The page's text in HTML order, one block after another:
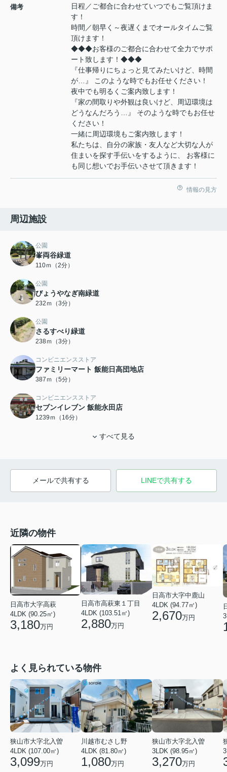
備考
日程／ご都合に合わせていつでもご覧頂けま
す！
時間／朝早く～夜遅くまでオールタイムご覧
頂けます！
◆◆◆お客様のご都合に合わせて全力でサポ
ート致します！◆◆◆
『仕事帰りにちょっと見てみたいけど、時間
が…』 このような時でもお任せください！
夜中でも明るくご案内致します！
『家の間取りや外観は良いけど、周辺環境は
どうなんだろう…』 そのような時でもお任せ
ください！
一緒に周辺環境もご案内致します！
私たちは、自分の家族・友人など大切な人が
住まいを探す手伝いをするように、 お客様に
も同じ想いでお手伝いさせて頂きます！
情報の見方
周辺施設
公園
峯両谷緑道
110ｍ（2分）
公園
びょうやなぎ南緑道
232ｍ（3分）
公園
さるすべり緑道
238ｍ（3分）
コンビニエンスストア
ファミリーマート 飯能日高団地店
387ｍ（5分）
コンビニエンスストア
セブンイレブン 飯能永田店
1239ｍ（16分）
すべて見る
メールで共有する LINEで共有する
近隣の物件
日高市大字高萩
4LDK (90.25㎡)
3,180万円
日高市高萩東１丁目
4LDK (103.51㎡)
2,880万円
日高市大字中鹿山
4LDK (94.77㎡)
2,670万円
よく見られている物件
狭山市大字北入曽
4LDK (107.00㎡)
3,099万円
川越市むさし野
4LDK (81.80㎡)
1,080万円
狭山市大字北入曽
3LDK (98.95㎡)
3,270万円